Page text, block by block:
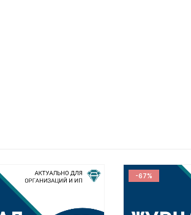
-67%